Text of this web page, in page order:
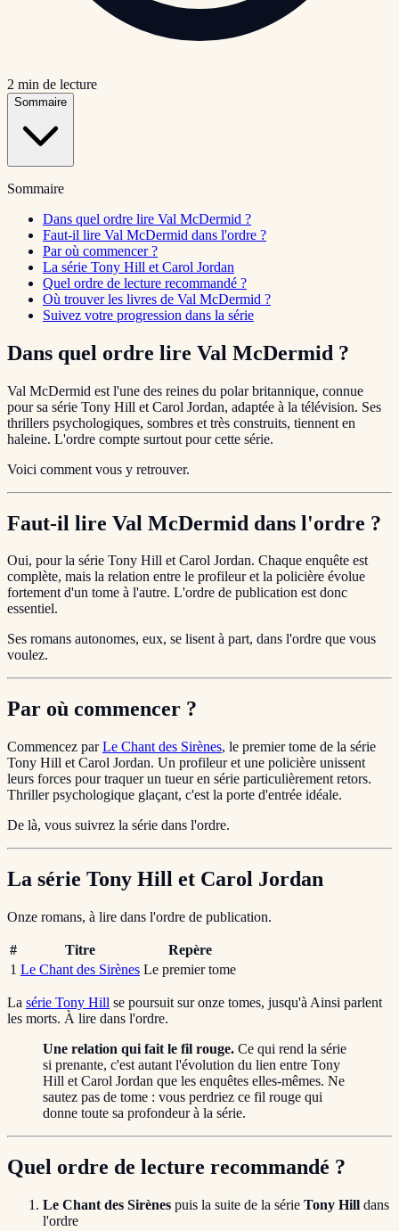
2 min de lecture
Sommaire
Sommaire
Dans quel ordre lire Val McDermid ?
Faut-il lire Val McDermid dans l'ordre ?
Par où commencer ?
La série Tony Hill et Carol Jordan
Quel ordre de lecture recommandé ?
Où trouver les livres de Val McDermid ?
Suivez votre progression dans la série
Dans quel ordre lire Val McDermid ?
Val McDermid est l'une des reines du polar britannique, connue
pour sa série Tony Hill et Carol Jordan, adaptée à la télévision. Ses
thrillers psychologiques, sombres et très construits, tiennent en
haleine. L'ordre compte surtout pour cette série.
Voici comment vous y retrouver.
Faut-il lire Val McDermid dans l'ordre ?
Oui, pour la série Tony Hill et Carol Jordan. Chaque enquête est
complète, mais la relation entre le profileur et la policière évolue
fortement d'un tome à l'autre. L'ordre de publication est donc
essentiel.
Ses romans autonomes, eux, se lisent à part, dans l'ordre que vous
voulez.
Par où commencer ?
Commencez parLe Chant des Sirènes, le premier tome de la série
Tony Hill et Carol Jordan. Un profileur et une policière unissent
leurs forces pour traquer un tueur en série particulièrement retors.
Thriller psychologique glaçant, c'est la porte d'entrée idéale.
De là, vous suivrez la série dans l'ordre.
La série Tony Hill et Carol Jordan
Onze romans, à lire dans l'ordre de publication.
# Titre
Repère
1 Le Chant des Sirènes Le premier tome
La série Tony Hill se poursuit sur onze tomes, jusqu'à Ainsi parlent
les morts. À lire dans l'ordre.
Une relation qui fait le fil rouge. Ce qui rend la série
si prenante, c'est autant l'évolution du lien entre Tony
Hill et Carol Jordan que les enquêtes elles-mêmes. Ne
sautez pas de tome : vous perdriez ce fil rouge qui
donne toute sa profondeur à la série.
Quel ordre de lecture recommandé ?
Le Chant des Sirènes puis la suite de la série Tony Hill dans
l'ordre